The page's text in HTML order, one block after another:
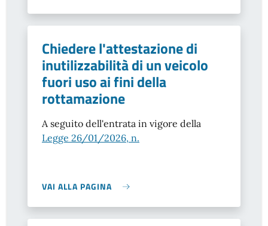
Chiedere l'attestazione di
inutilizzabilità di un veicolo
fuori uso ai fini della
rottamazione
A seguito dell'entrata in vigore della
Legge 26/01/2026, n.
VAI ALLA PAGINA